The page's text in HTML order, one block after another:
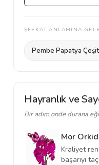
ŞEFKAT ANLAMINA
Pembe Papatya
Hayranlık ve
Bir adım önde durana
Mor
Kraliyet
başarıyı